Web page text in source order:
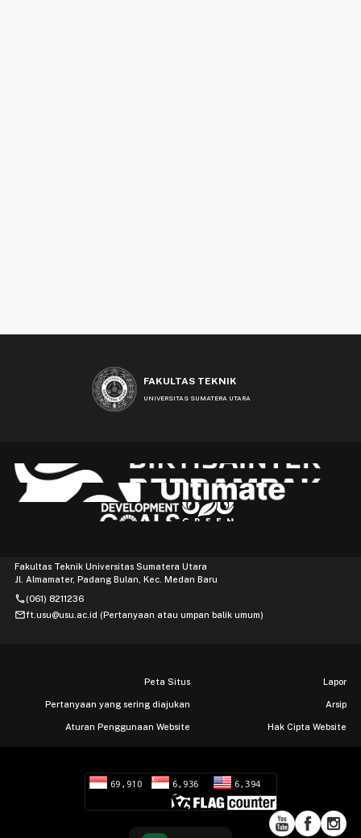
FAKULTAS TEKNIK
UNIVERSITAS SUMATERA UTARA
Fakultas Teknik Universitas Sumatera Utara
Jl. Almamater, Padang Bulan, Kec. Medan Baru
phone(061) 8211236
mailft.usu@usu.ac.id (Pertanyaan atau umpan balik umum)
Peta Situs Lapor
Pertanyaan yang sering diajukan Arsip
Aturan Penggunaan Website Hak Cipta Website